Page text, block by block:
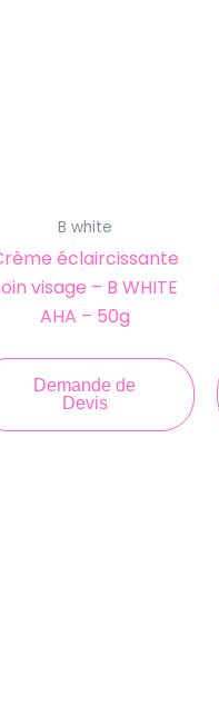
B white
éclaircissante
visage – B WHITE
AHA – 50g
Demande de
Devis